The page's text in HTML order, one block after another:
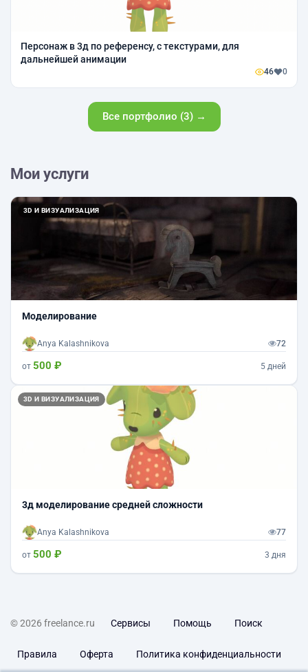
Персонаж в 3д по референсу, с текстурами, для
дальнейшей анимации
46 0
Все портфолио (3) →
Мои услуги
3D И ВИЗУАЛИЗАЦИЯ
Моделирование
Anya Kalashnikova 72
от 500 ₽ 5 дней
3D И ВИЗУАЛИЗАЦИЯ
3д моделирование средней сложности
Anya Kalashnikova 77
от 500 ₽ 3 дня
© 2026 freelance.ru Сервисы Помощь Поиск
Правила Оферта Политика конфиденциальности